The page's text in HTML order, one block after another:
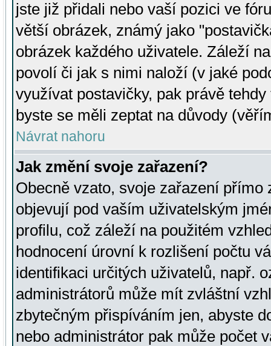
jste již přidali nebo vaší pozici ve
větší obrázek, známý jako
obrázek každého uživatele. Záleží
povolí či jak s nimi naloží (v jaké
využívat postavičky, pak právě
byste se měli zeptat na důvody
Návrat nahoru
Jak změní svoje zařazení?
Obecně vzato, svoje zařazení přímo
objevují pod vaším uživatelským
profilu, což záleží na použitém
hodnocení úrovní k rozlišení počtu
identifikaci určitých uživatelů, např.
administrátorů může mít zvláštní
zbytečným přispíváním jen, abyste
nebo administrátor pak může počet